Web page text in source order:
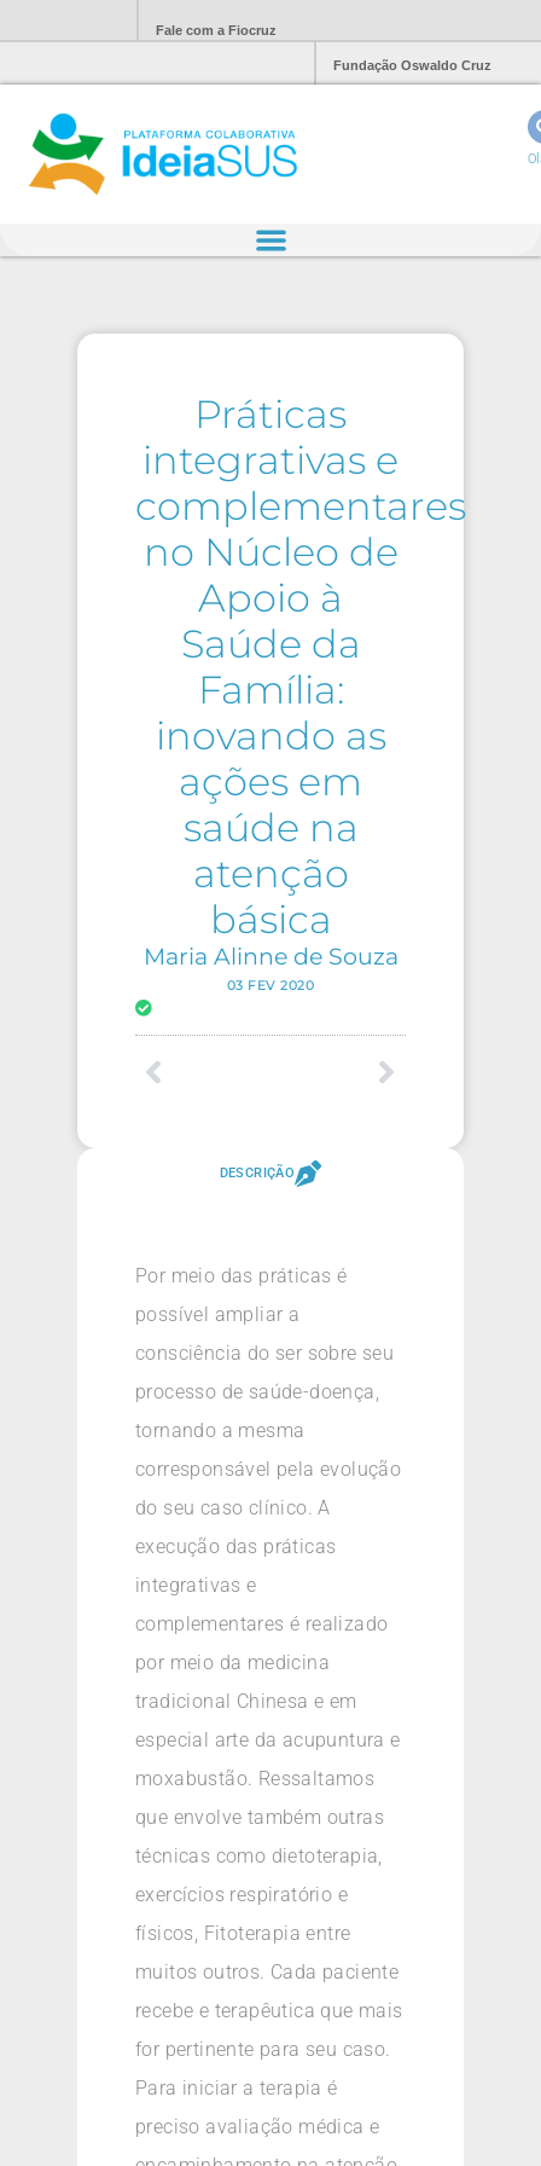
Fale com a Fiocruz
Fundação Oswaldo Cruz
Práticas
integrativas e
complementares
no Núcleo de
Apoio à
Saúde da
Família:
inovando as
ações em
saúde na
atenção
básica
Maria Alinne de Souza
03 FEV 2020
DESCRIÇÃO
Por meio das práticas é
possível ampliar a
consciência do ser sobre seu
processo de saúde-doença,
tornando a mesma
corresponsável pela evolução
do seu caso clínico. A
execução das práticas
integrativas e
complementares é realizado
por meio da medicina
tradicional Chinesa e em
especial arte da acupuntura e
moxabustão. Ressaltamos
que envolve também outras
técnicas como dietoterapia,
exercícios respiratório e
físicos, Fitoterapia entre
muitos outros. Cada paciente
recebe e terapêutica que mais
for pertinente para seu caso.
Para iniciar a terapia é
preciso avaliação médica e